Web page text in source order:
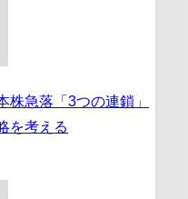
株急落「3つの連鎖」
を考える